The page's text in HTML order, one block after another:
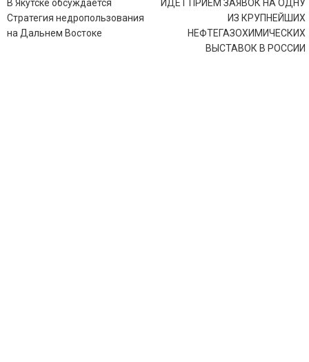
по
записям
В Якутске обсуждается
Стратегия недропользования
на Дальнем Востоке
ИДЁТ ПРИЁМ ЗАЯВОК НА ОДНУ
ИЗ КРУПНЕЙШИХ
НЕФТЕГАЗОХИМИЧЕСКИХ
ВЫСТАВОК В РОССИИ